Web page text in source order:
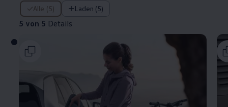
Alle (5) Laden (5)
5 von 5 Details
5 von 5 Details